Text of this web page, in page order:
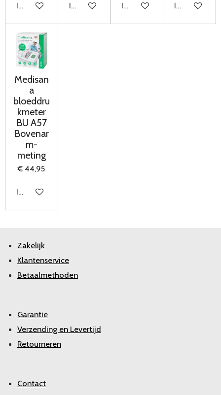
In winkelwagenIn winkelwagenIn winkelwagenIn
Medisan
a
bloeddru
kmeter
BU A57
Bovenar
m-
meting
€ 44,95
In winkelwagen
Zakelijk
Klantenservice
Betaalmethoden
Garantie
Verzending en Levertijd
Retourneren
Contact